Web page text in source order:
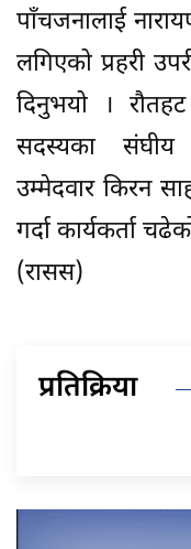
पाँचजनालाई
लगिएको प्रहरी
दिनुभयो ।
सदस्यका संघीय
उम्मेदवार किरन
गर्दा कार्यकर्ता
(रासस)
प्रतिक्रिया